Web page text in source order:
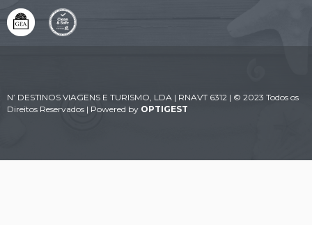
N’ DESTINOS VIAGENS E TURISMO, LDA | RNAVT 6312 | © 2023 Todos os
Direitos Reservados | Powered by OPTIGEST